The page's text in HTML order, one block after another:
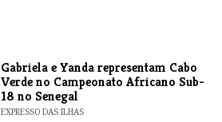
Gabriela e Yanda representam Cabo
Verde no Campeonato Africano Sub-
18 no Senegal
EXPRESSO DAS ILHAS